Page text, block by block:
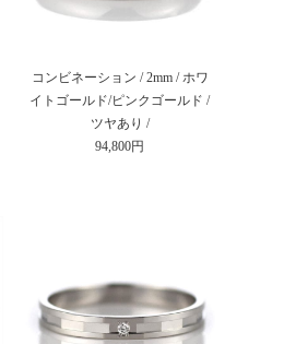
コンビネーション / 2mm / ホワ
イトゴールド/ピンクゴールド /
ツヤあり /
94,800円